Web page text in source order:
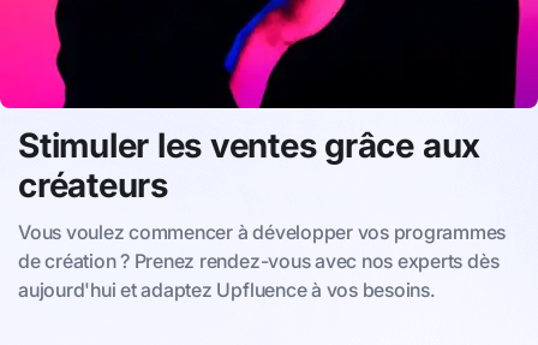
Stimuler les ventes grâce aux
créateurs
Vous voulez commencer à développer vos programmes
de création ? Prenez rendez-vous avec nos experts dès
aujourd'hui et adaptez Upfluence à vos besoins.